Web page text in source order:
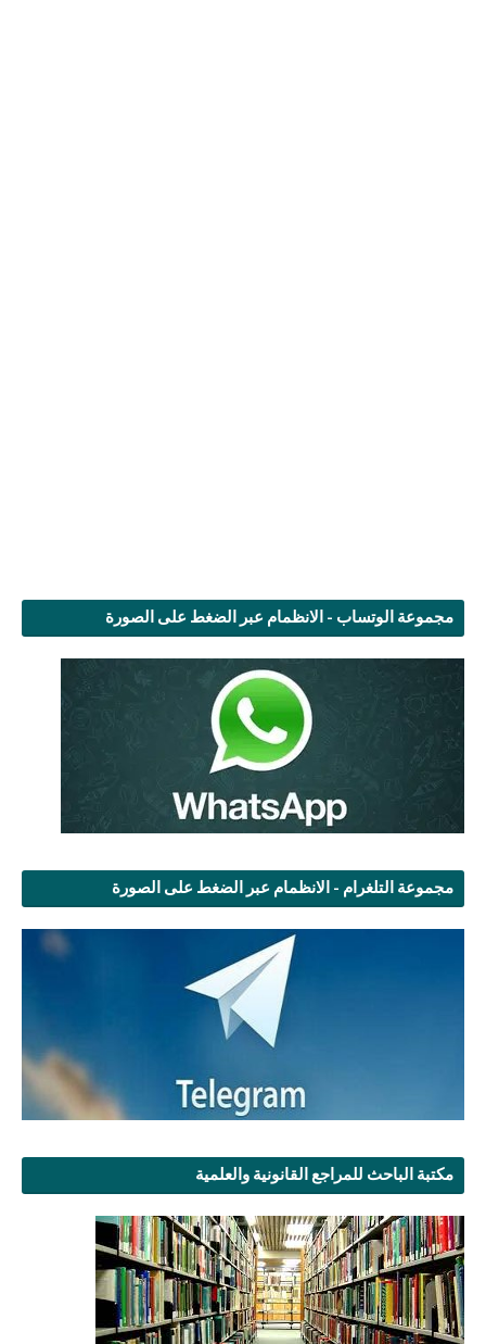
مجموعة الوتساب - الانظمام عبر الضغط على الصورة
مجموعة التلغرام - الانظمام عبر الضغط على الصورة
مكتبة الباحث للمراجع القانونية والعلمية